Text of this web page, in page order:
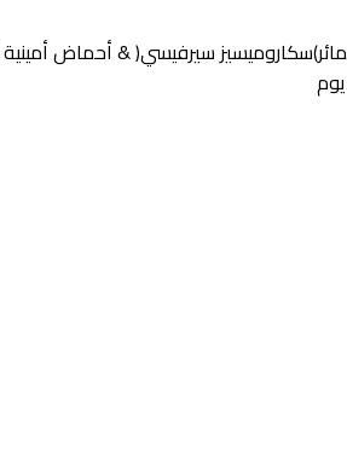
سيرفيسي( & أحماض أمينية